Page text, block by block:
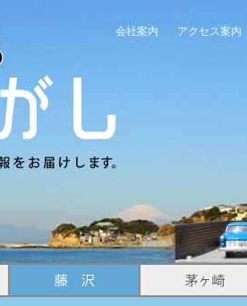
会社案内 アクセス案内